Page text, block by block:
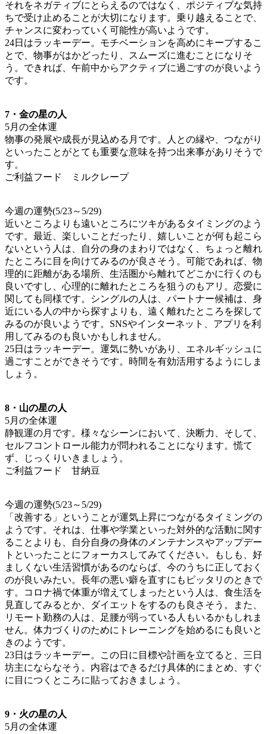
それをネガティブにとらえるのではなく、ポジティブな気持
ちで受け止めることが大切になります。乗り越えることで、
チャンスに変わっていく可能性が高いようです。
24日はラッキーデー。モチベーションを高めにキープするこ
とで、物事がはかどったり、スムーズに進むことになりそ
う。できれば、午前中からアクティブに過ごすのが良いよう
です。
7・金の星の人
5月の全体運
物事の発展や成長が見込める月です。人との縁や、つながり
といったことがとても重要な意味を持つ出来事がありそうで
す。
ご利益フード ミルクレープ
今週の運勢(5/23～5/29)
近いところよりも遠いところにツキがあるタイミングのよう
です。最近、楽しいことだったり、嬉しいことが何も起こら
ないという人は、自分の身のまわりではなく、ちょっと離れ
たところに目を向けてみるのが良さそう。可能であれば、物
理的に距離がある場所、生活圏から離れてどこかに行くのも
良いですし、心理的に離れたところを狙うのもアリ。恋愛に
関しても同様です。シングルの人は、パートナー候補は、身
近にいる人の中から探すよりも、遠く離れたところを探して
みるのが良いようです。SNSやインターネット、アプリを利
用してみるのも良いかもしれません。
25日はラッキーデー。運気に勢いがあり、エネルギッシュに
過ごすことができそうです。時間を有効活用するようにしま
しょう。
8・山の星の人
5月の全体運
静観運の月です。様々なシーンにおいて、決断力、そして、
セルフコントロール能力が問われることになります。慌て
ず、じっくりいきましょう。
ご利益フード 甘納豆
今週の運勢(5/23～5/29)
「改善する」ということが運気上昇につながるタイミングの
ようです。それは、仕事や学業といった対外的な活動に関す
ることよりも、自分自身の身体のメンテナンスやアップデー
トといったことにフォーカスしてみてください。もしも、好
ましくない生活習慣があるのならば、今のうちに正しておく
のが良いみたい。長年の悪い癖を直すにもピッタリのときで
す。コロナ禍で体重が増えてしまったという人は、食生活を
見直してみるとか、ダイエットをするのも良さそう。また、
リモート勤務の人は、足腰が弱っている人もいるかもしれま
せん。体力づくりのためにトレーニングを始めるにも良いと
きのようです。
23日はラッキーデー。この日に目標や計画を立てると、三日
坊主にならなそう。内容はできるだけ具体的にまとめ、すぐ
に目につくところに貼っておきましょう。
9・火の星の人
5月の全体運